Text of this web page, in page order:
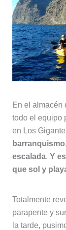
En el
todo el equipo
en Los
escalada. Y
que sol y
Totalmente
parapente y
la tarde,